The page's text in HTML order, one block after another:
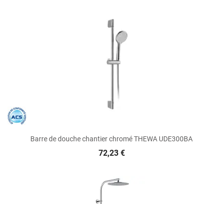
Barre de douche chantier chromé THEWA UDE300BA
72,23 €